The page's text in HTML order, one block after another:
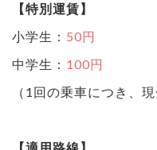
【特別運賃】
小学生： 50円
中学生： 100円
（1回の乗車につき、